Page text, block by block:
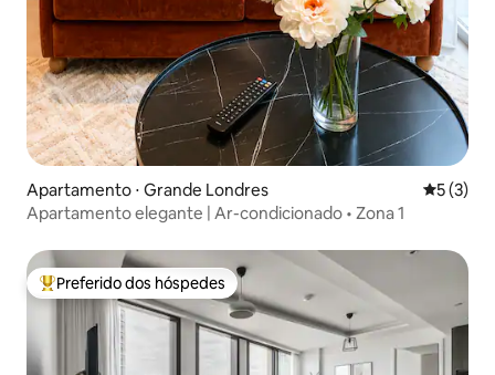
Apartamento ⋅ Grande Londres 5 de
5 (3)
Apartamento elegante | Ar-condicionado • Zona 1
Entre os melhores preferidos dos hóspedes
Preferido dos hóspedes